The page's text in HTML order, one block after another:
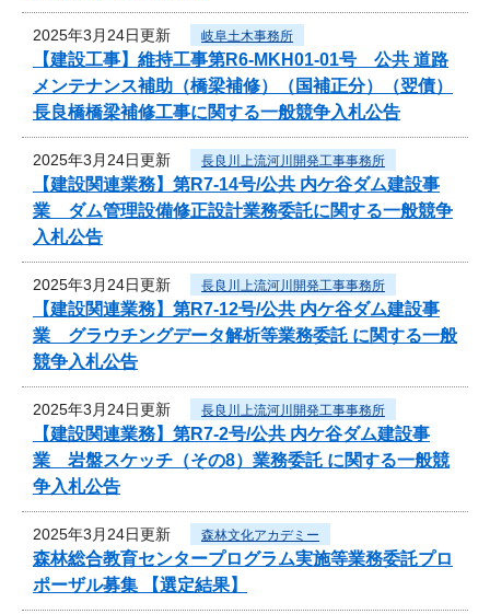
2025年3月24日更新 岐阜土木事務所
【建設工事】維持工事第R6-MKH01-01号 公共 道路
メンテナンス補助（橋梁補修）（国補正分）（翌債）
長良橋橋梁補修工事に関する一般競争入札公告
2025年3月24日更新 長良川上流河川開発工事事務所
【建設関連業務】第R7-14号/公共 内ケ谷ダム建設事
業 ダム管理設備修正設計業務委託に関する一般競争
入札公告
2025年3月24日更新 長良川上流河川開発工事事務所
【建設関連業務】第R7-12号/公共 内ケ谷ダム建設事
業 グラウチングデータ解析等業務委託 に関する一般
競争入札公告
2025年3月24日更新 長良川上流河川開発工事事務所
【建設関連業務】第R7-2号/公共 内ケ谷ダム建設事
業 岩盤スケッチ（その8）業務委託 に関する一般競
争入札公告
2025年3月24日更新 森林文化アカデミー
森林総合教育センタープログラム実施等業務委託プロ
ポーザル募集 【選定結果】